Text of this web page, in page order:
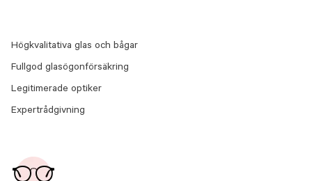
Högkvalitativa glas och bågar
Fullgod glasögonförsäkring
Legitimerade optiker
Expertrådgivning